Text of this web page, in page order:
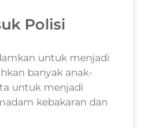
Polisi
untuk menjadi
banyak anak-
untuk menjadi
kebakaran dan